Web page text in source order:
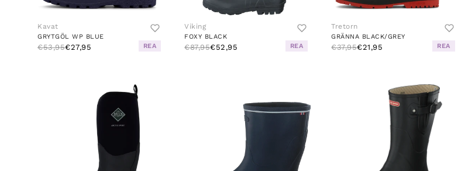
Kavat
GRYTGÖL WP BLUE
€53,95€27,95 REA
Viking
FOXY BLACK
€87,95€52,95 REA
Tretorn
GRÄNNA BLACK/GREY
€37,95€21,95 REA